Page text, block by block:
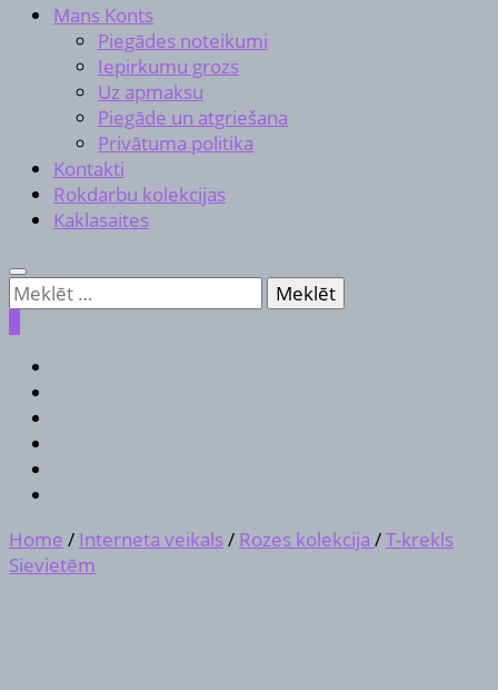
Mans Konts
Piegādes noteikumi
Iepirkumu grozs
Uz apmaksu
Piegāde un atgriešana
Privātuma politika
Kontakti
Rokdarbu kolekcijas
Kaklasaites
Meklēt:
Home / Interneta veikals/ Rozes kolekcija /T-krekls
Sievietēm